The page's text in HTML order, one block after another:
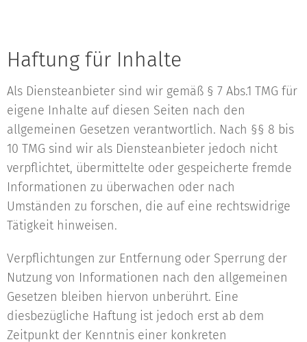
Haftung für Inhalte
Als Diensteanbieter sind wir gemäß § 7 Abs.1 TMG für
eigene Inhalte auf diesen Seiten nach den
allgemeinen Gesetzen verantwortlich. Nach §§ 8 bis
10 TMG sind wir als Diensteanbieter jedoch nicht
verpflichtet, übermittelte oder gespeicherte fremde
Informationen zu überwachen oder nach
Umständen zu forschen, die auf eine rechtswidrige
Tätigkeit hinweisen.
Verpflichtungen zur Entfernung oder Sperrung der
Nutzung von Informationen nach den allgemeinen
Gesetzen bleiben hiervon unberührt. Eine
diesbezügliche Haftung ist jedoch erst ab dem
Zeitpunkt der Kenntnis einer konkreten